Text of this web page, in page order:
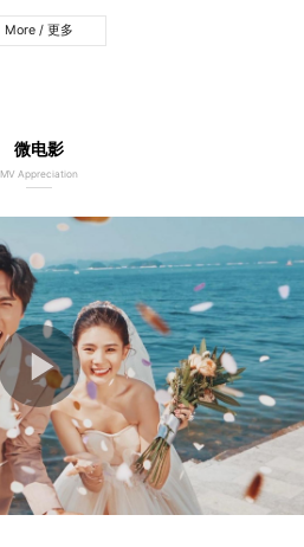
More / 更多
微电影
MV Appreciation